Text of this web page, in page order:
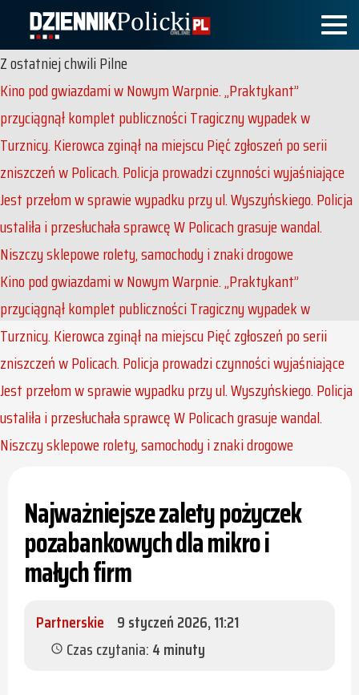
Z ostatniej chwiliPilne
Kino pod gwiazdami w Nowym Warpnie. „Praktykant”
przyciągnął komplet publicznościTragiczny wypadek w
Turznicy. Kierowca zginął na miejscuPięć zgłoszeń po serii
zniszczeń w Policach. Policja prowadzi czynności wyjaśniające
Jest przełom w sprawie wypadku przy ul. Wyszyńskiego. Policja
ustaliła i przesłuchała sprawcęW Policach grasuje wandal.
Niszczy sklepowe rolety, samochody i znaki drogowe
Kino pod gwiazdami w Nowym Warpnie. „Praktykant”
przyciągnął komplet publicznościTragiczny wypadek w
Turznicy. Kierowca zginął na miejscuPięć zgłoszeń po serii
zniszczeń w Policach. Policja prowadzi czynności wyjaśniające
Jest przełom w sprawie wypadku przy ul. Wyszyńskiego. Policja
ustaliła i przesłuchała sprawcęW Policach grasuje wandal.
Niszczy sklepowe rolety, samochody i znaki drogowe
Najważniejsze zalety pożyczek
pozabankowych dla mikro i
małych firm
Partnerskie 9 styczeń 2026, 11:21
schedule Czas czytania:4 minuty